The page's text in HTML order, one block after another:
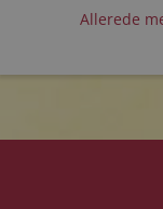
Allerede